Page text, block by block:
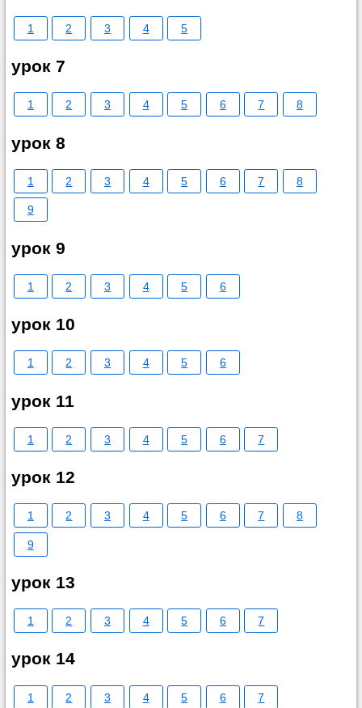
1 2 3 4 5
урок 7
1 2 3 4 5 6 7 8
урок 8
1 2 3 4 5 6 7 8
9
урок 9
1 2 3 4 5 6
урок 10
1 2 3 4 5 6
урок 11
1 2 3 4 5 6 7
урок 12
1 2 3 4 5 6 7 8
9
урок 13
1 2 3 4 5 6 7
урок 14
1 2 3 4 5 6 7